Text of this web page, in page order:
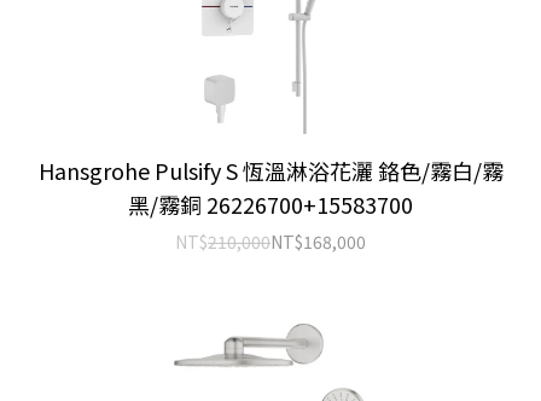
Hansgrohe Pulsify S 恆溫淋浴花灑 鉻色/霧白/霧
黑/霧銅 26226700+15583700
NT$210,000NT$168,000